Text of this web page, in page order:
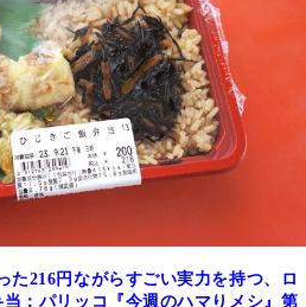
た216円ながらすごい実力を持つ、ロ
：パリッコ『今週のハマりメシ』第